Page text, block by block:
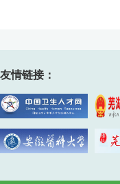
友情链接：